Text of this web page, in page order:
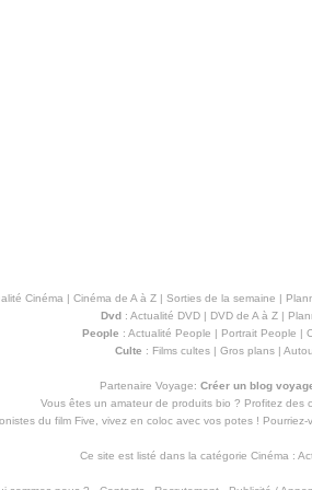
Cinéma | Cinéma de A à Z| Sorties de la semaine |
Dvd: Actualité DVD| DVD de A à Z|
People : Actualité People | Portrait People |
Culte : Films cultes | Gros plans |
Partenaire Voyage: Créer un blog
Vous êtes un amateur de produits bio ? Profitez des
du film Five, vivez en coloc avec vos potes ! Pourriez-
Ce site est listé dans la catégorie Cinéma :